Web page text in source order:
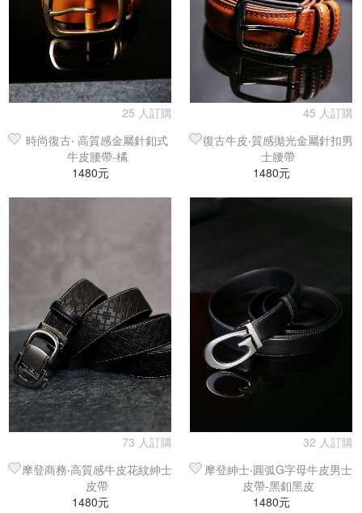
25 人訂購
時尚復古‧ 高質感金屬針釦式
牛皮腰帶-橘
1480元
45 人訂購
復古牛皮‧質感拋光金屬針扣男
士腰帶
1480元
73 人訂購
摩登商務‧高質感牛皮花紋紳士
皮帶
1480元
32 人訂購
摩登紳士‧圓弧G字母牛皮男士
皮帶-黑釦黑皮
1480元